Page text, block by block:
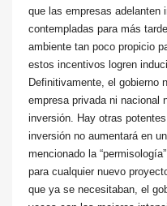
que las empresas adelanten
contempladas para más
ambiente tan poco propicio
estos incentivos logren
Definitivamente, el gobierno
empresa privada ni nacional
inversión. Hay otras
inversión no aumentará en
mencionado la
para cualquier nuevo
que ya se necesitaban, el